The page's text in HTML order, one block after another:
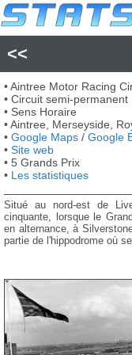
<<
• Aintree Motor Racing
• Circuit semi-permanent
• Sens Horaire
• Aintree, Merseyside,
• Google Maps / Google
• Site web
• 5 Grands Prix
• Les statistiques
Situé au nord-est de
cinquante, lorsque le
en alternance, à
partie de l'hippodrome où